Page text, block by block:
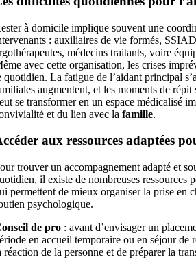
à domicile implique souvent une
: auxiliaires de vie formés,
médecins traitants, voire
avec cette organisation, les crises
quotidien. La fatigue de l’aidant principal
augmentent, et les moments de répit
se transformer en un espace médicalisé
et du lien avec la famille.
aux ressources adaptées
trouver un accompagnement adapté et
il existe de nombreuses ressources
permettent de mieux organiser la prise en
psychologique.
de pro: avant d’envisager un
en accueil temporaire ou en séjour de
réaction de la personne et de préparer la